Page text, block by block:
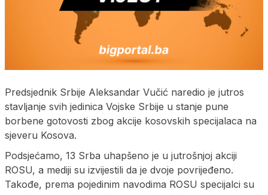
Predsjednik Srbije Aleksandar Vučić naredio je jutros
stavljanje svih jedinica Vojske Srbije u stanje pune
borbene gotovosti zbog akcije kosovskih specijalaca na
sjeveru Kosova.
Podsjećamo, 13 Srba uhapšeno je u jutrošnjoj akciji
ROSU, a mediji su izvijestili da je dvoje povrijeđeno.
Takođe, prema pojedinim navodima ROSU specijalci su